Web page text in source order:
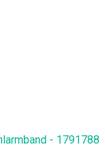
- 1791788